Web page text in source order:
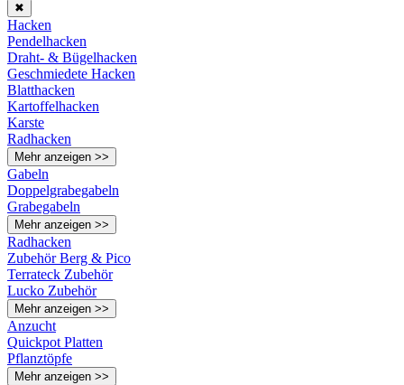
✖
Hacken
Pendelhacken
Draht- & Bügelhacken
Geschmiedete Hacken
Blatthacken
Kartoffelhacken
Karste
Radhacken
Mehr anzeigen >>
Gabeln
Doppelgrabegabeln
Grabegabeln
Mehr anzeigen >>
Radhacken
Zubehör Berg & Pico
Terrateck Zubehör
Lucko Zubehör
Mehr anzeigen >>
Anzucht
Quickpot Platten
Pflanztöpfe
Mehr anzeigen >>